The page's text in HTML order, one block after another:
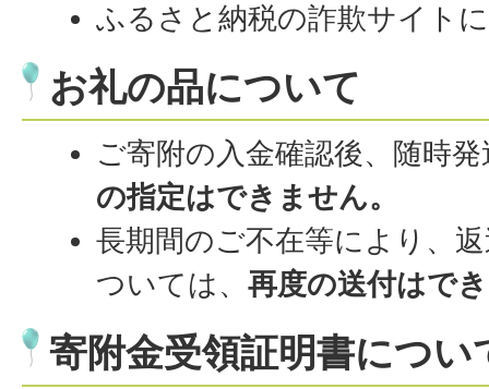
ふるさと納税の詐欺サイト
お礼の品について
ご寄附の入金確認後、随時
の指定はできません。
長期間のご不在等により、
ついては、再度の送付はで
寄附金受領証明書につい